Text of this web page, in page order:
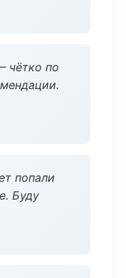
чётко по
попали
Буду